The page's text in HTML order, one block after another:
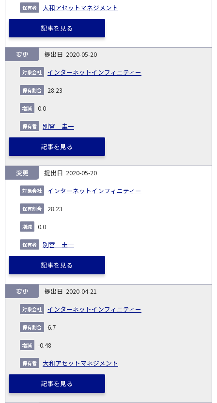
大和アセットマネジメント
記事を見る
2020-05-20
インターネットインフィニティー
変更
28.23
0.0
別宮 圭一
記事を見る
2020-05-20
インターネットインフィニティー
変更
28.23
0.0
別宮 圭一
記事を見る
2020-04-21
インターネットインフィニティー
変更
6.7
-0.48
大和アセットマネジメント
記事を見る